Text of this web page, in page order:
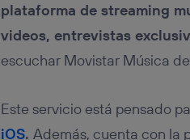
plataforma de streaming
videos, entrevistas
escuchar Movistar Música
Este servicio está pensado
iOS. Además, cuenta con la